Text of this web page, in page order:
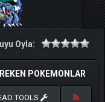
Oyla:
POKEMONLAR
TOOLS